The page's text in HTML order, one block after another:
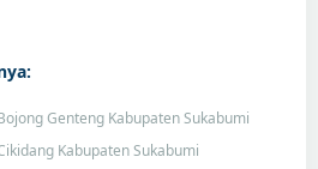
Genteng Kabupaten Sukabumi
Kabupaten Sukabumi